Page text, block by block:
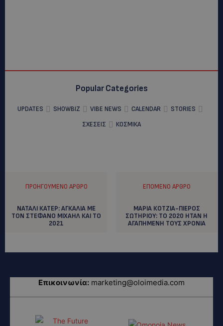
Popular Categories
UPDATES SHOWBIZ VIBE NEWS CALENDAR
STORIES
ΣΧΕΣΕΙΣ
ΚΟΣΜΙΚΑ
ΠΡΟΗΓΟΎΜΕΝΟ ΆΡΘΡΟ
ΝΑΤΑΛΙ ΚΑΤΕΡ: AΓΚΑΛΙΑ ΜΕ
ΤΟΝ ΣΤΕΦΑΝΟ ΜΙΧΑΗΛ ΚΑΙ ΤΟ
2021
ΕΠΌΜΕΝΟ ΆΡΘΡΟ
ΜΑΡΙΑ ΚΟΤΖΙΑ-ΠΙΕΡΟΣ
ΣΩΤΗΡΙΟΥ: ΤΟ 2020 ΗΤΑΝ Η
ΑΓΑΠΗΜΕΝΗ ΤΟΥΣ ΧΡΟΝΙΑ
Επικοινωνία: marketing@oloimedia.com